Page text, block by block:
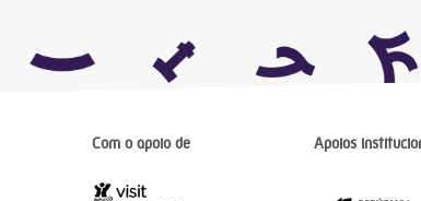
Com o apoio de Apoios